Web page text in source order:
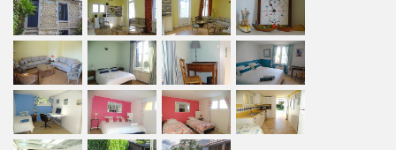
également un lit parapluie et d'une chaise haute pour
bébé. La maison est composée de 4 chambres. Deux
chambres disposent de 2 lits simples qui peuvent être
transformés en lit double (180 x 200) selon votre
convenance. Pour plus de confort, les lits seront faits à
votre arrivée. Nous sommes à votre disposition pour
toutes questions, n’hésitez pas à nous solliciter !